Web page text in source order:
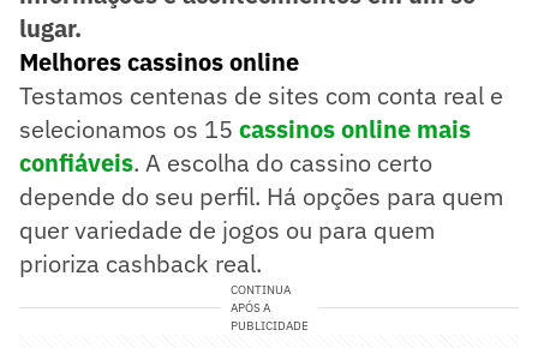
lugar.
Melhores cassinos online
Testamos centenas de sites com conta real e
selecionamos os 15 cassinos online mais
confiáveis. A escolha do cassino certo
depende do seu perfil. Há opções para quem
quer variedade de jogos ou para quem
prioriza cashback real.
CONTINUA
APÓS A
PUBLICIDADE